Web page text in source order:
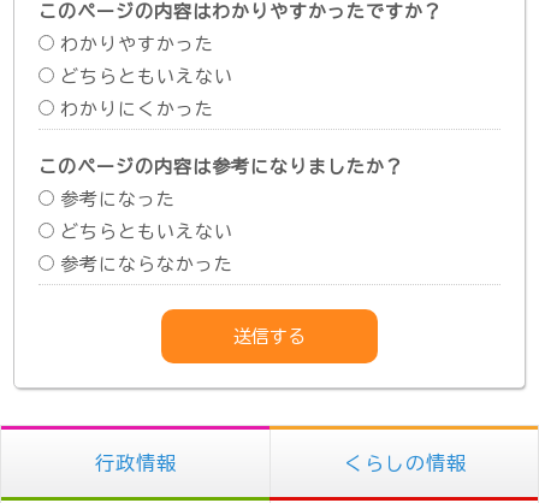
このページの内容はわかりやすかったですか？
わかりやすかった
どちらともいえない
わかりにくかった
このページの内容は参考になりましたか？
参考になった
どちらともいえない
参考にならなかった
行政情報 くらしの情報